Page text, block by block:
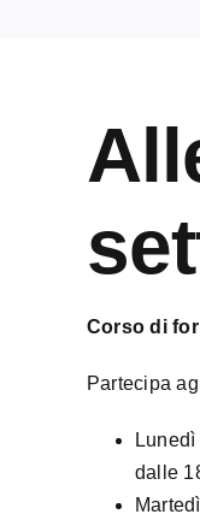
Corso di
Partecipa
dalle